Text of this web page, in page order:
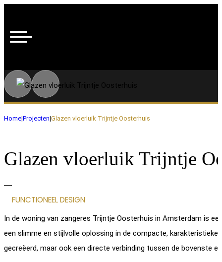
Home|Projecten|Glazen vloerluik Trijntje Oosterhuis
Glazen vloerluik Trijntje
FUNCTIONEEL DESIGN
In de woning van zangeres Trijntje Oosterhuis in Amsterdam is
een slimme en stijlvolle oplossing in de compacte,
gecreëerd, maar ook een directe verbinding tussen de bovenste